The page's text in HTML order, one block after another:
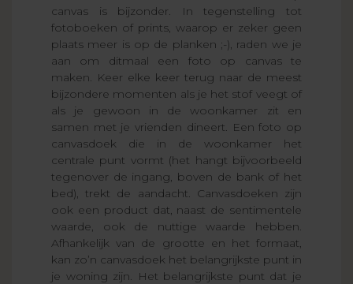
canvas is bijzonder. In tegenstelling tot
fotoboeken of prints, waarop er zeker geen
plaats meer is op de planken ;-), raden we je
aan om ditmaal een foto op canvas te
maken. Keer elke keer terug naar de meest
bijzondere momenten als je het stof veegt of
als je gewoon in de woonkamer zit en
samen met je vrienden dineert. Een foto op
canvasdoek die in de woonkamer het
centrale punt vormt (het hangt bijvoorbeeld
tegenover de ingang, boven de bank of het
bed), trekt de aandacht. Canvasdoeken zijn
ook een product dat, naast de sentimentele
waarde, ook de nuttige waarde hebben.
Afhankelijk van de grootte en het formaat,
kan zo’n canvasdoek het belangrijkste punt in
je woning zijn. Het belangrijkste punt dat je